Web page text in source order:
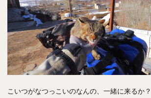
こいつがなつっこいのなんの、一緒に来るか？